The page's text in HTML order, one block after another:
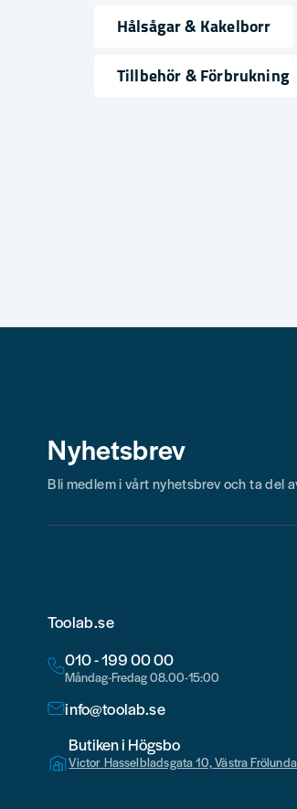
Hålsågar & Kakelborr
Tillbehör & Förbrukning
Nyhetsbrev
Bli medlem i vårt nyhetsbrev och ta del
Toolab.se
010 - 199 00 00
Måndag-Fredag 08.00-15:00
info@toolab.se
Butiken i Högsbo
Victor Hasselbladsgata 10, Västra Frölunda